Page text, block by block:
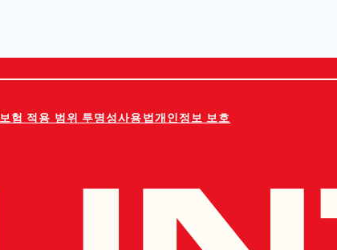
보험 적용 범위 투명성사용법개인정보 보호